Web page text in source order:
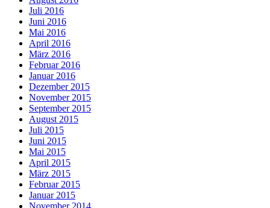
Juli 2016
Juni 2016
Mai 2016
April 2016
März 2016
Februar 2016
Januar 2016
Dezember 2015
November 2015
September 2015
August 2015
Juli 2015
Juni 2015
Mai 2015
April 2015
März 2015
Februar 2015
Januar 2015
November 2014